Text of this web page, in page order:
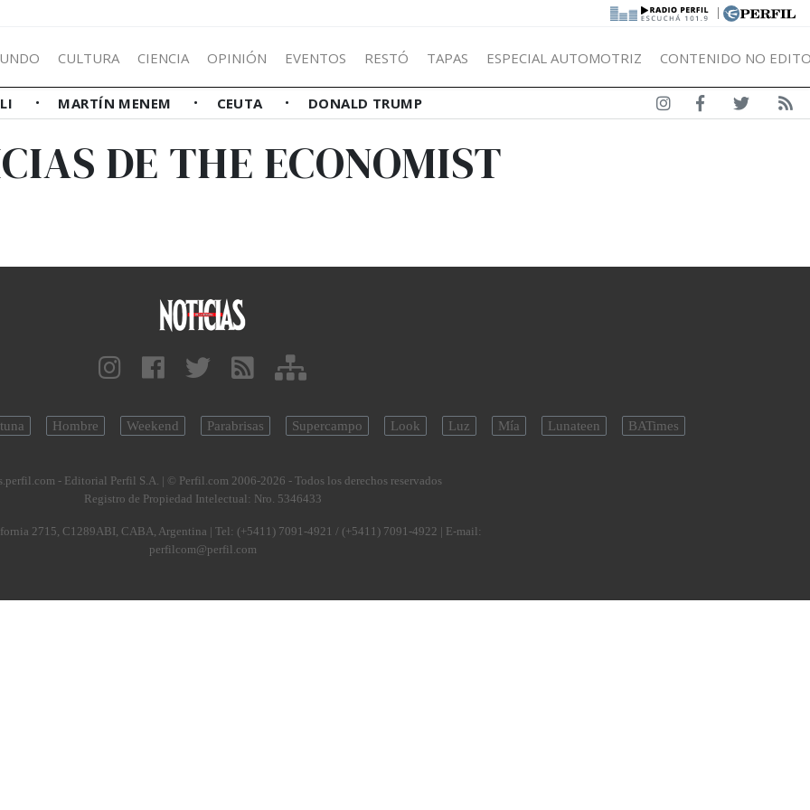
|
CULTURA CIENCIA OPINIÓN EVENTOS RESTÓ TAPAS ESPECIAL AUTOMOTRIZ CONTENIDO NO
MARTÍN MENEM CEUTA DONALD TRUMP
DE THE ECONOMIST
Hombre Weekend Parabrisas Supercampo Look Luz Mía Lunateen BATimes
- Editorial Perfil S.A. | © Perfil.com 2006-2026 - Todos los derechos reservados
Registro de Propiedad Intelectual: Nro. 5346433
2715, C1289ABI, CABA, Argentina | Tel: (+5411) 7091-4921 / (+5411) 7091-4922 | E-mail:
perfilcom@perfil.com